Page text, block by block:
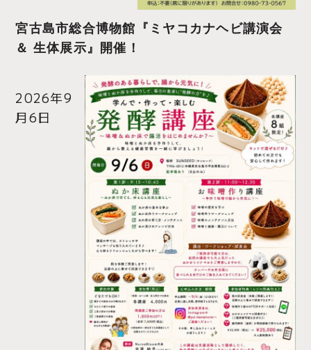
宮古島市総合博物館『ミヤコカナヘビ講演会
＆ 生体展示』開催！
2026年9
月6日